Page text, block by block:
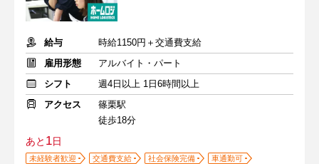
給与
時給1150円＋交通費支給
雇用形態
アルバイト・パート
シフト
週4日以上 1日6時間以上
アクセス
篠栗駅
徒歩18分
あと 1日
未経験者歓迎 交通費支給 社会保険完備
車通勤可